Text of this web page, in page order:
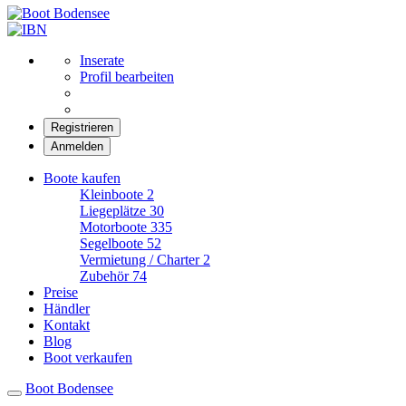
Inserate
Profil bearbeiten
Registrieren
Anmelden
Boote kaufen
Kleinboote 2
Liegeplätze 30
Motorboote 335
Segelboote 52
Vermietung / Charter 2
Zubehör 74
Preise
Händler
Kontakt
Blog
Boot verkaufen
Boot Bodensee